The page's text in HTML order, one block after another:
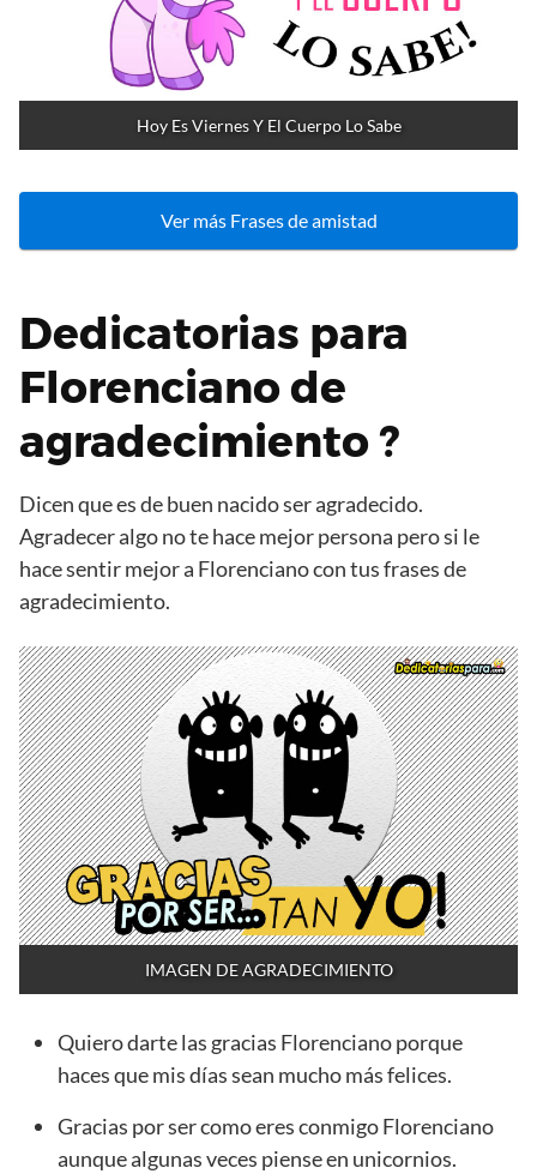
Hoy Es Viernes Y El Cuerpo Lo Sabe
Ver más Frases de amistad
Dedicatorias para
Florenciano de
agradecimiento ?
Dicen que es de buen nacido ser agradecido.
Agradecer algo no te hace mejor persona pero si le
hace sentir mejor a Florenciano con tus frases de
agradecimiento.
IMAGEN DE AGRADECIMIENTO
Quiero darte las gracias Florenciano porque
haces que mis días sean mucho más felices.
Gracias por ser como eres conmigo Florenciano
aunque algunas veces piense en unicornios.